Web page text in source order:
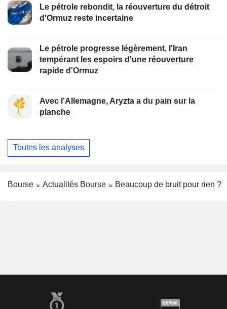
Le pétrole rebondit, la réouverture du détroit
d'Ormuz reste incertaine
Le pétrole progresse légèrement, l'Iran
tempérant les espoirs d'une réouverture
rapide d'Ormuz
Avec l'Allemagne, Aryzta a du pain sur la
planche
Toutes les analyses
Bourse Actualités Bourse Beaucoup de bruit pour rien ?